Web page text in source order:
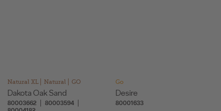
Natural XL Natural GO
Dakota Oak Sand
80003662
80003594
Go
Desire
80001633